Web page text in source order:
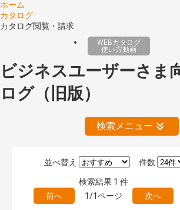
ホーム
カタログ
カタログ閲覧・請求
WEBカタログ
使い方動画
ビジネスユーザーさま
ログ（旧版）
検索メニュー
絞り込みの解除
件数
並べ替え
検索結果 1 件
前へ
1/1ページ 次へ